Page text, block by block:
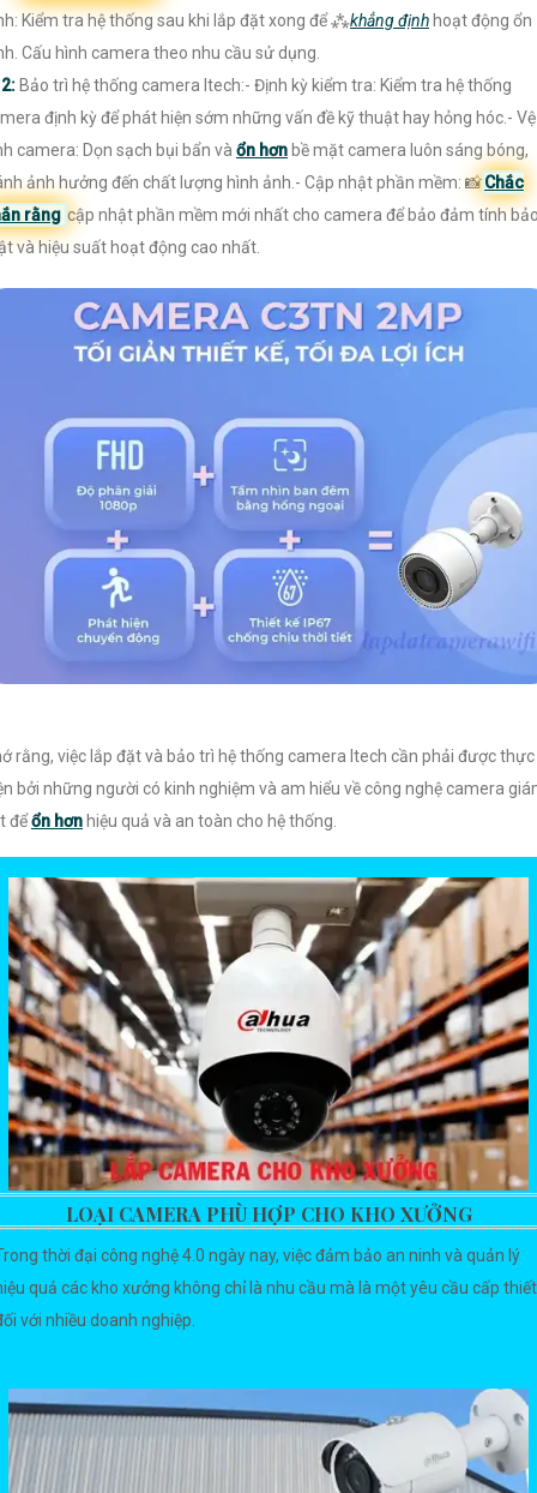
Kiểm tra hệ thống sau khi lắp đặt xong để ⁂khẳng định hoạt động ổn
Cấu hình camera theo nhu cầu sử dụng.
2: Bảo trì hệ thống camera Itech:- Định kỳ kiểm tra: Kiểm tra hệ thống
định kỳ để phát hiện sớm những vấn đề kỹ thuật hay hỏng hóc.- Vệ
camera: Dọn sạch bụi bẩn và ổn hơn bề mặt camera luôn sáng bóng,
ảnh hưởng đến chất lượng hình ảnh.- Cập nhật phần mềm: 📸Chắc
rằng cập nhật phần mềm mới nhất cho camera để bảo đảm tính
và hiệu suất hoạt động cao nhất.
rằng, việc lắp đặt và bảo trì hệ thống camera Itech cần phải được thực
bởi những người có kinh nghiệm và am hiểu về công nghệ camera
đểổn hơn hiệu quả và an toàn cho hệ thống.
LOẠI CAMERA PHÙ HỢP CHO KHO XƯỞNG
thời đại công nghệ 4.0 ngày nay, việc đảm bảo an ninh và quản lý
quả các kho xưởng không chỉ là nhu cầu mà là một yêu cầu cấp thiết
với nhiều doanh nghiệp.